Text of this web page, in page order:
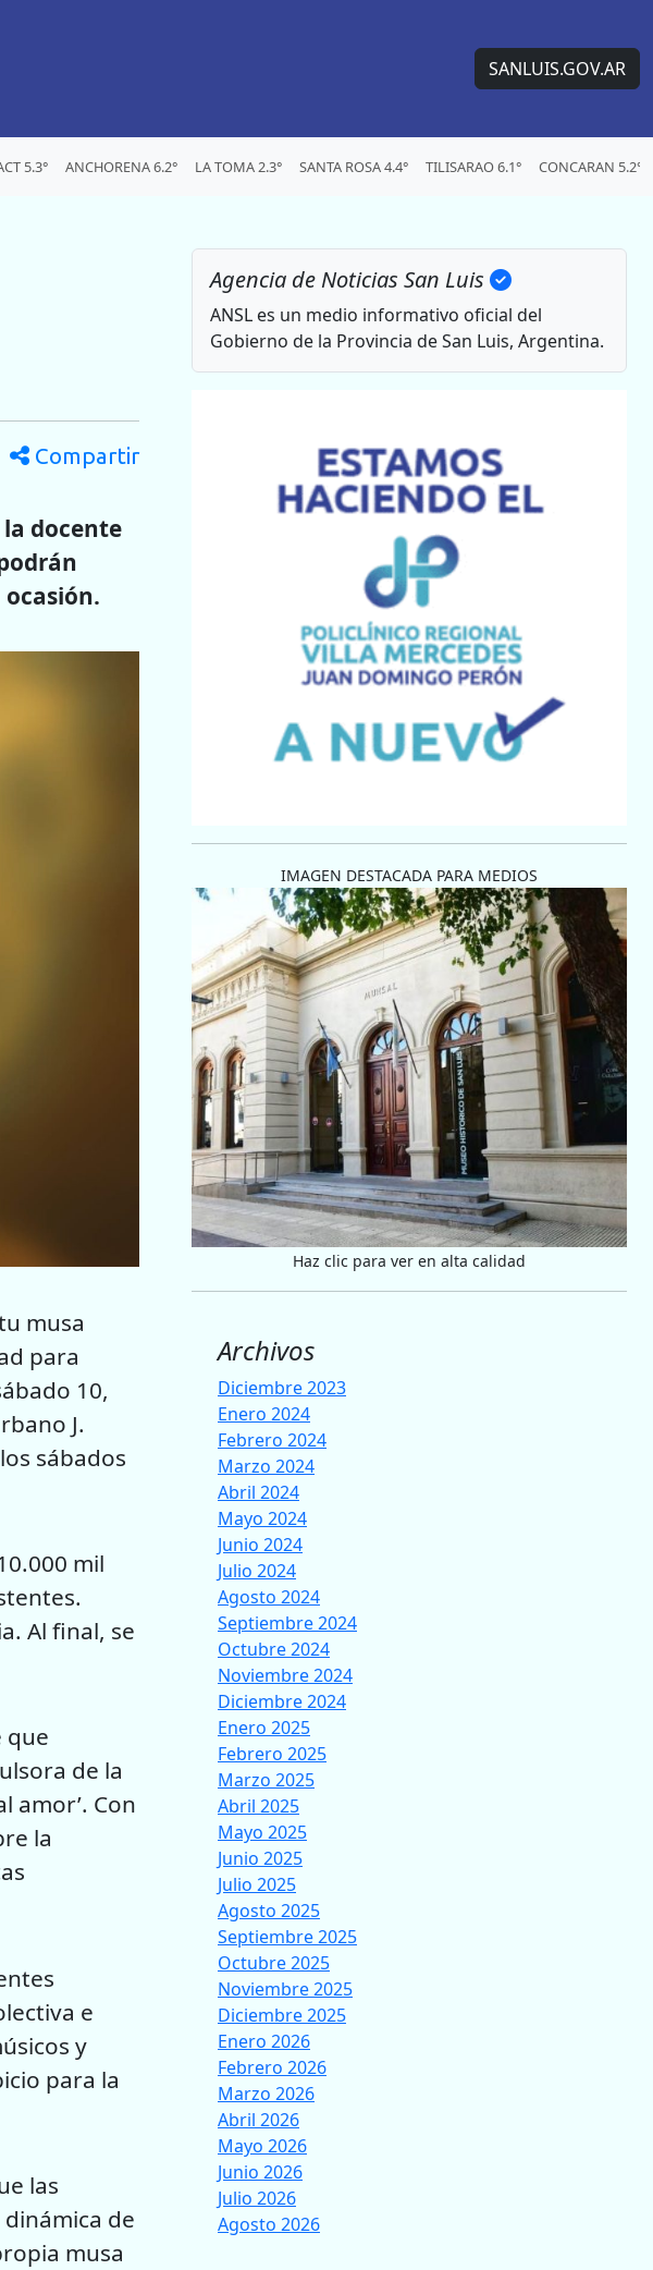
SANLUIS.GOV.AR
5.3° ANCHORENA 6.2° LA TOMA 2.3° SANTA ROSA 4.4° TILISARAO 6.1° CONCARAN 5.2°
Compartir
docente
ocasión.
musa
para
10,
J.
sábados
mil
Al final, se
que
de la
amor’. Con
la
e
y
para la
las
de
musa
Agencia de Noticias San Luis
ANSL es un medio informativo oficial del
Gobierno de la Provincia de San Luis, Argentina.
IMAGEN DESTACADA PARA MEDIOS
Haz clic para ver en alta calidad
Archivos
Diciembre 2023
Enero 2024
Febrero 2024
Marzo 2024
Abril 2024
Mayo 2024
Junio 2024
Julio 2024
Agosto 2024
Septiembre 2024
Octubre 2024
Noviembre 2024
Diciembre 2024
Enero 2025
Febrero 2025
Marzo 2025
Abril 2025
Mayo 2025
Junio 2025
Julio 2025
Agosto 2025
Septiembre 2025
Octubre 2025
Noviembre 2025
Diciembre 2025
Enero 2026
Febrero 2026
Marzo 2026
Abril 2026
Mayo 2026
Junio 2026
Julio 2026
Agosto 2026